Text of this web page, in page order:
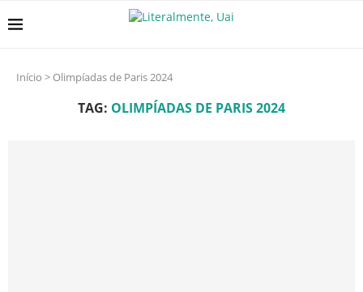
Início > Olimpíadas de Paris 2024
TAG: OLIMPÍADAS DE PARIS 2024